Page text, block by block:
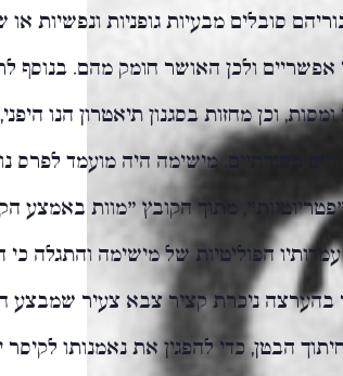
סובלים מבעיות גופניות ונפשיות
ולכן האושר חומק מהם. בנוסף
וכן מחזות בסגנון תיאטרון הנו
מסורתיים. מישימה היה מועמד לפרס
מתוך הקובץ "מוות באמצע
חשף את עמדותיו הפוליטיות של מישימה והתגלה
בהערצה ניכרת קציר צבא צעיר שמבצע
הבטן, כדי להפגין את נאמנותו לקיסר